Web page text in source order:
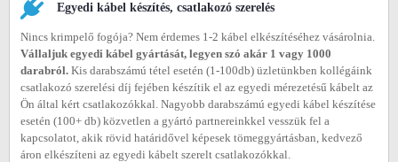
Egyedi kábel készítés, csatlakozó szerelés
Nincs krimpelő fogója? Nem érdemes 1-2 kábel elkészítéséhez vásárolnia.
Vállaljuk egyedi kábel gyártását, legyen szó akár 1 vagy 1000
darabról. Kis darabszámú tétel esetén (1-100db) üzletünkben kollégáink
csatlakozó szerelési díj fejében készítik el az egyedi mérezetésű kábelt az
Ön által kért csatlakozókkal. Nagyobb darabszámú egyedi kábel készítése
esetén (100+ db) közvetlen a gyártó partnereinkkel vesszük fel a
kapcsolatot, akik rövid határidővel képesek tömeggyártásban, kedvező
áron elkészíteni az egyedi kábelt szerelt csatlakozókkal.